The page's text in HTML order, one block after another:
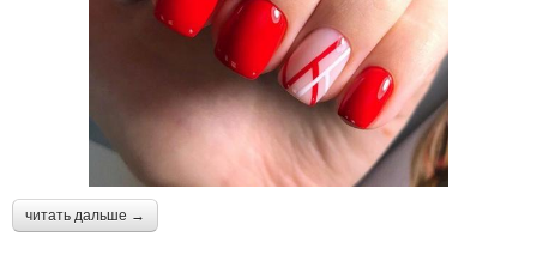
читать дальше →